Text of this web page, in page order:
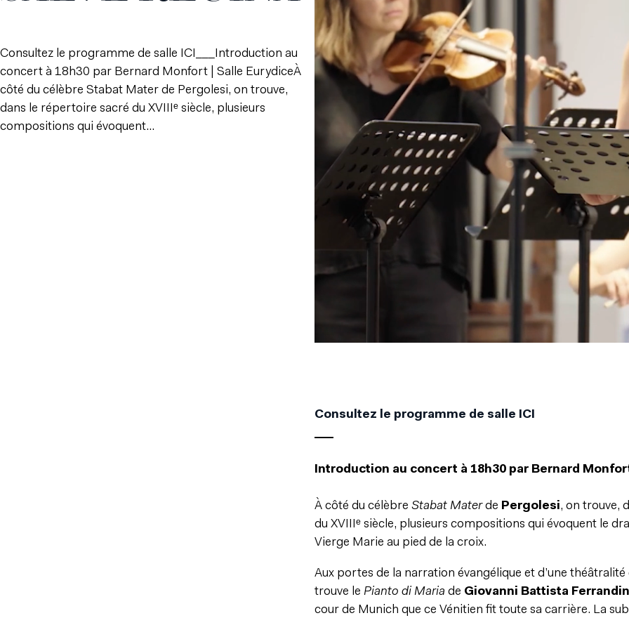
Consultez le programme de salle ICI___Introduction au
concert à 18h30 par Bernard Monfort | Salle EurydiceÀ
côté du célèbre Stabat Mater de Pergolesi, on trouve,
dans le répertoire sacré du XVIIIᵉ siècle, plusieurs
compositions qui évoquent...
Consultez le programme de salle ICI
Introduction au concert à 18h30 par Bernard
À côté du célèbre Stabat Materde Pergolesi, on trouve,
du XVIIIᵉ siècle, plusieurs compositions qui évoquent le
Vierge Marie au pied de la croix.
Aux portes de la narration évangélique et d’une théâtralité
trouve le Pianto di Maria de Giovanni Battista
cour de Munich que ce Vénitien fit toute sa carrière. La